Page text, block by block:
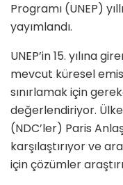
Programı (UNEP)
yayımlandı.
UNEP’in 15. yılına
mevcut küresel
sınırlamak için
değerlendiriyor.
(NDC’ler) Paris
karşılaştırıyor ve
için çözümler